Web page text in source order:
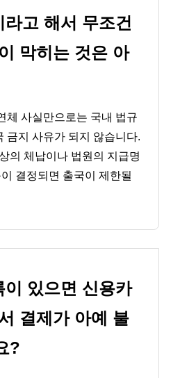
라고 해서 무조건
막히는 것은 아
체 사실만으로는 국내 법규
금지 사유가 되지 않습니다.
의 체납이나 법원의 지급명
결정되면 출국이 제한될
이 있으면 신용카
결제가 아예 불
?